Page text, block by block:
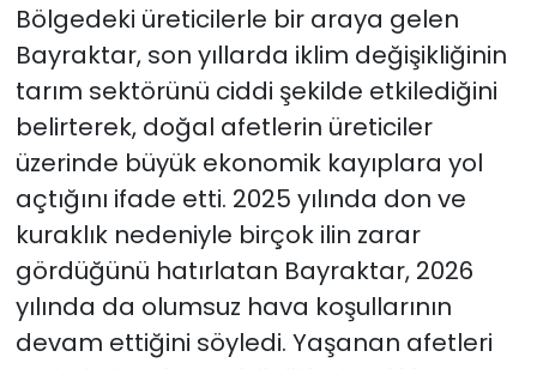
Bölgedeki üreticilerle bir araya gelen
Bayraktar, son yıllarda iklim değişikliğinin
tarım sektörünü ciddi şekilde etkilediğini
belirterek, doğal afetlerin üreticiler
üzerinde büyük ekonomik kayıplara yol
açtığını ifade etti. 2025 yılında don ve
kuraklık nedeniyle birçok ilin zarar
gördüğünü hatırlatan Bayraktar, 2026
yılında da olumsuz hava koşullarının
devam ettiğini söyledi. Yaşanan afetleri